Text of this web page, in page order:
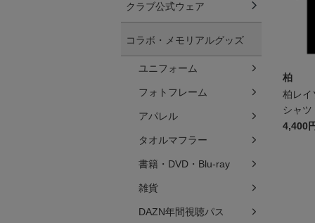
柏
柏レ
シャ
4,400
クラブ公式ウェア
コラボ・メモリアルグッズ
ユニフォーム
フォトフレーム
アパレル
タオルマフラー
書籍・DVD・Blu-ray
雑貨
DAZN年間視聴パス